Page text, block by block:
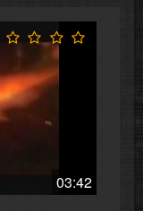
03:42